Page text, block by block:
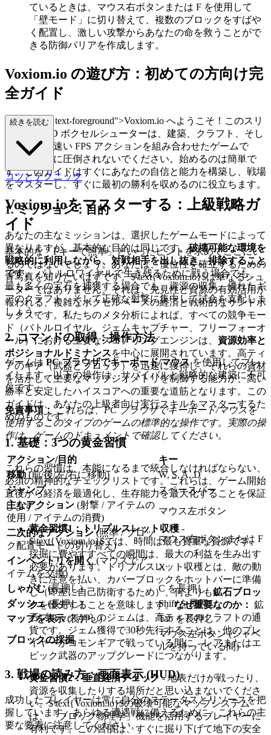
ているときは、マウス右ボタンまたは F を使用して
「壁モード」に切り替えて、複数のブロックをすばや
く配置し、激しい攻撃からあなたの命を救うことがで
きる防御バリアを作成します。
Voxiom.io の遊び方：初めての方向け完
全ガイド
class="mb-4 text-foreground">Voxiom.io へようこそ！このスリ
リングな 3D ボクセルシューターは、建築、クラフト、そし
てペースの速い FPS アクションを組み合わせたゲームで
す。複雑さに圧倒されないでください。始めるのは簡単で
す。このガイドはすぐにあなたの自信と能力を構築し、戦場
をマスターし、すぐに最初の勝利を収めるのに役立ちます。
1. ミッション：目的
あなたの主なミッションは、選択したゲームモードによって
異なりますが、基本的な目的は同じです。破壊可能な環境を
戦略的に利用しながら、対戦相手を出し抜き、排除すること
です。バトルロワイヤルで生き残るために戦う場合でも、
最も多くの宝石を捕獲する場合でも、資源の収集、優れたギ
アのクラフト、そして正確な射撃に集中して試合を支配しま
しょう。
2. コマンドの取得：操作方法
ゲームは PC ブラウザでキーボード/マウスを使用してプレ
イします。以下の操作は、サバイバルと戦略的な建築に不可
欠です。
免責事項： これらは、PC ブラウザでキーボード/マウスを
使用するこのタイプのゲームの標準的な操作です。実際の操
作は、ゲームのドキュメントで確認してください。
アクション/目的
キー
移動(前/後/左/右に移動)
W, S, A, D
ジャンプ
スペースバー
主なアクション (射撃 / アイテムの
使用 / アイテムの消費)
マウス左ボタン
二次的なアクション(照準 / ブロッ
ク配置モードの切り替え)
マウス右ボタンまたは F
インベントリを開く (マウスでア
イテムを交換)
X
しゃがむ(長押し)
C を長押し
ダッシュ(長押し)
Shift を長押し
マップを表示(長押し) Tab を長押し
ブロックの採掘
マウス左ボタン (シャベ
ルを持っている間)
3. 戦場の読み方：画面表示 (HUD)
成功したプレイヤーは常に自分のステータスとリソースを把
握しています。あらゆる遭遇戦に備えるために、これらの主
要な要素に注意してください。
続きを読む
コツとテクニック
Voxiom.ioをマスターする：上級戦略ガ
イド
基本的な「Fキーで照準」といったヒントを求めてここにい
るのではないでしょう。あなたは、優位性を確立するための
青写真を知りたいはずです。$\text{Voxiom.io}$は単なるシュ
ーターではありません。それは、先見性と資源の有効活用が
報われる、複雑なボクセルベースの経済と戦術的なサンドボ
ックスです。私たちのメタ分析によれば、すべての競争モー
ド（バトルロイヤル、ジェムキャプチャー、フリーフォーオ
ール）における主要なスコアリングエンジンは、 資源効率と
ポジショナルドミナンスを中心に展開されています。高ティ
アのギア（武器とブロック）を迅速に獲得し、それらの資材
を活かして主要なマップジオメトリを制御する能力が、高い
勝率と安定したハイスコアへの重要な道筋となります。この
ガイドは、あなたの上級者向け実行スキルをマスターするた
めのものです。
1. 基礎：3つの黄金習慣
これらの習慣は、本能になるまで統合しなければならない、
必須の精神的なチェックリストです。これらは、ゲーム開始
直後から経済を最適化し、生存能力を最大化することを保証
します。
黄金習慣1：トリプルスレット収穫 -
$\text{Voxiom.io}$では、時間は最も貴重な資源です。
採掘に費やすすべての瞬間は、最大の利益を生み出す
必要があります。トリプルスレット収穫とは、敵の動
きに注意を払い、カバーブロックをホットバーに準備
し（即座に自己防衛するため）、何よりも鉱石ブロッ
クを優先することを意味します。なぜ重要なのか： 鉱
石ブロックからのジェムは、高ティアのクラフトの通
貨です。ジェム獲得で30秒先行することは、他のプレ
イヤーがコモンギアで戦っている間に、レアまたはエ
ピック武器のアップグレードにつながります。
黄金習慣2：垂直経済チェック- 地表だけが戦ったり、
資源を収集したりする場所だと思い込まないでくださ
い。$\text{Voxiom.io}$の破壊可能なマップシステム
は、「ブロック物理学」機能を活用するプレイヤーに
有利です。この習慣は、すぐに掘り下げて地下の安全